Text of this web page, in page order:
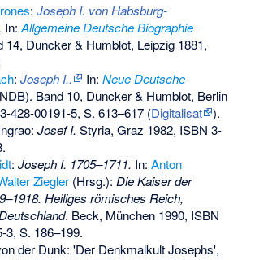
: Joseph I. von Habsburg-
In: Allgemeine Deutsche Biographie
14, Duncker & Humblot, Leipzig 1881,
: Joseph I.. In: Neue Deutsche
Band 10, Duncker & Humblot, Berlin
428-00191-5, S. 613–617 (Digitalisat
).
Josef I. Styria, Graz 1982, ISBN 3-
.
: Joseph I. 1705–1711. In: Anton
Ziegler(Hrsg.): Die Kaiser der
Heiliges römisches Reich,
. Beck, München 1990, ISBN
3, S. 186–199.
der Dunk: 'Der Denkmalkult Josephs',